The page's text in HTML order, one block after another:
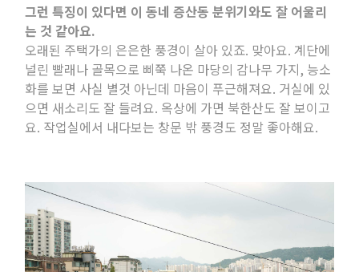
그런 특징이 있다면 이 동네 증산동 분위기와도 잘 어울리
는 것 같아요.
오래된 주택가의 은은한 풍경이 살아 있죠. 맞아요.계단에
널린 빨래나 골목으로 삐쭉 나온 마당의 감나무 가지, 능소
화를 보면 사실 별것 아닌데 마음이 푸근해져요. 거실에 있
으면 새소리도 잘 들려요. 옥상에 가면 북한산도 잘 보이고
요. 작업실에서 내다보는 창문 밖 풍경도 정말 좋아해요.